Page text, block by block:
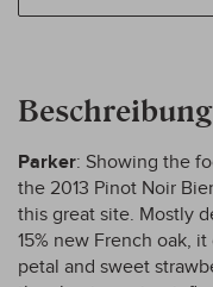
Beschreibung
Parker: Showing the
the 2013 Pinot Noir
this great site. Mostly
15% new French oak,
petal and sweet